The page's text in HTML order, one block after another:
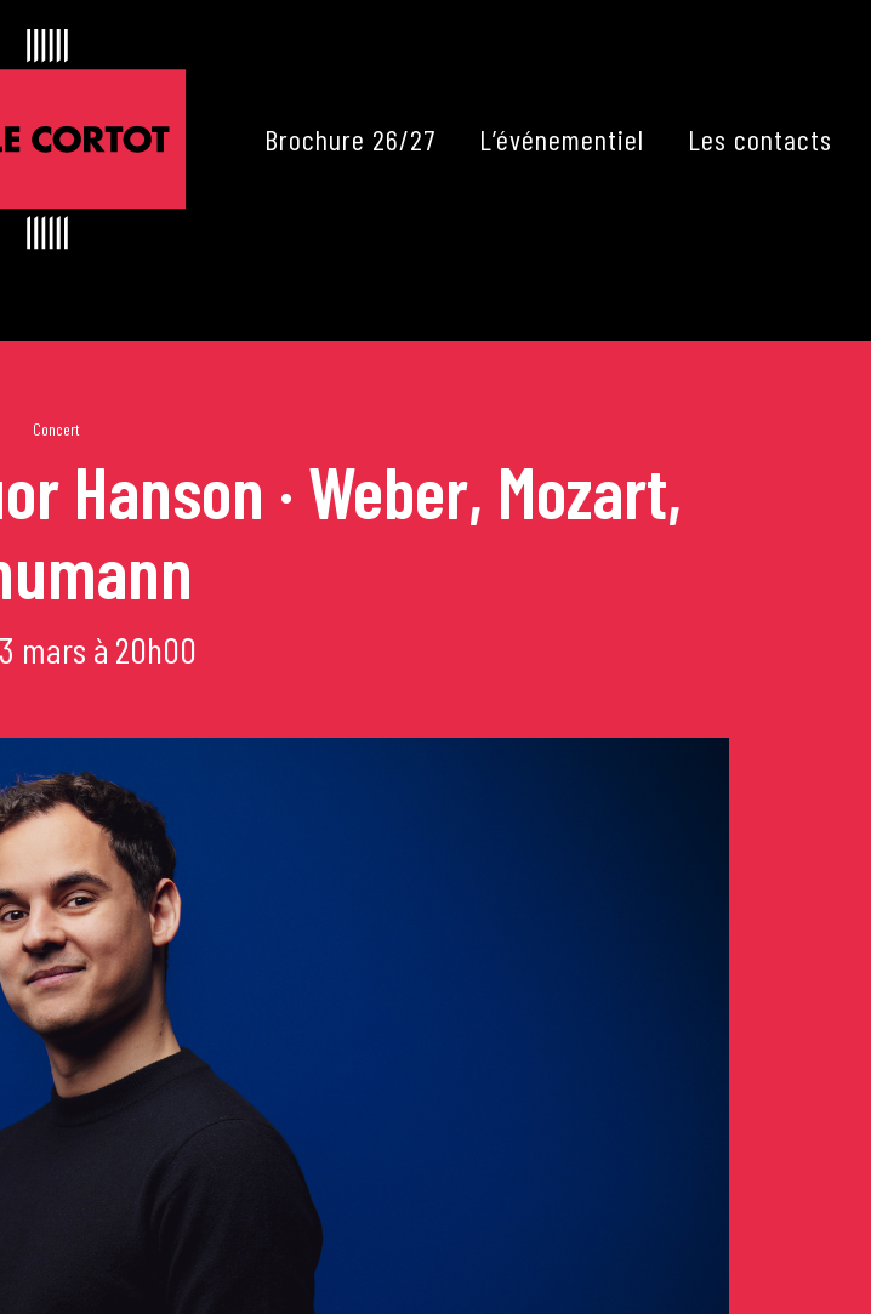
Brochure 26/27 L’événementiel Les contacts
Concert
Hanson · Weber, Mozart,
mars à 20h00